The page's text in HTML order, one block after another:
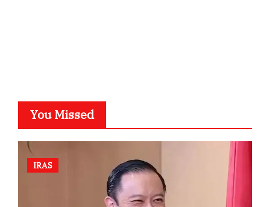
You Missed
IRAS